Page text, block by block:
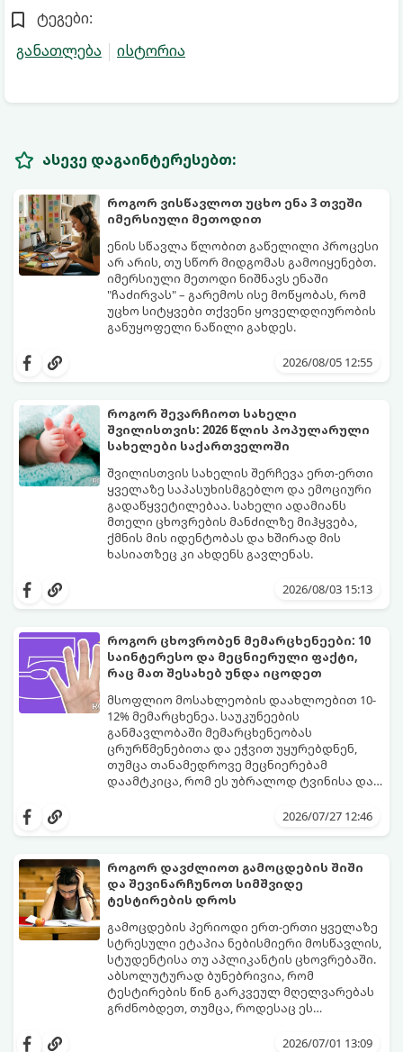
ტეგები:
განათლება
ისტორია
ასევე დაგაინტერესებთ:
როგორ ვისწავლოთ უცხო ენა 3 თვეში
იმერსიული მეთოდით
ენის სწავლა წლობით გაწელილი პროცესი
არ არის, თუ სწორ მიდგომას გამოიყენებთ.
იმერსიული მეთოდი ნიშნავს ენაში
"ჩაძირვას" – გარემოს ისე მოწყობას, რომ
უცხო სიტყვები თქვენი ყოველდღიურობის
განუყოფელი ნაწილი გახდეს.
3 თვეში მნიშვნელოვან პროგრესს
2026/08/05 12:55
როგორ შევარჩიოთ სახელი
შვილისთვის: 2026 წლის პოპულარული
სახელები საქართველოში
შვილისთვის სახელის შერჩევა ერთ-ერთი
ყველაზე საპასუხისმგებლო და ემოციური
გადაწყვეტილებაა. სახელი ადამიანს
მთელი ცხოვრების მანძილზე მიჰყვება,
ქმნის მის იდენტობას და ხშირად მის
ხასიათზეც კი ახდენს გავლენას.
საგრძნობლად შეიცვალა: ტრადიციულ და
ჟღერად და თანამედროვე სახელებს.
2026/08/03 15:13
როგორ ცხოვრობენ მემარცხენეები: 10
საინტერესო და მეცნიერული ფაქტი,
რაც მათ შესახებ უნდა იცოდეთ
მსოფლიო მოსახლეობის დაახლოებით 10-
12% მემარცხენეა. საუკუნეების
განმავლობაში მემარცხენეობას
ცრურწმენებითა და ეჭვით უყურებდნენ,
თუმცა თანამედროვე მეცნიერებამ
დაამტკიცა, რომ ეს უბრალოდ ტვინისა და
ფაქტს იმის შესახებ, თუ როგორ მუშაობს
მათ ყოველდღიურ ცხოვრებაში.
2026/07/27 12:46
როგორ დავძლიოთ გამოცდების შიში
და შევინარჩუნოთ სიმშვიდე
ტესტირების დროს
გამოცდების პერიოდი ერთ-ერთი ყველაზე
სტრესული ეტაპია ნებისმიერი მოსწავლის,
სტუდენტისა თუ აპლიკანტის ცხოვრებაში.
აბსოლუტურად ბუნებრივია, რომ
ტესტირების წინ გარკვეულ მღელვარებას
გრძნობდეთ, თუმცა, როდესაც ეს
გადადის, ის ბლოკავს ტვინის რესურსებს.
მხოლოდ ცოდნის ნაკლებობით არ არის
2026/07/01 13:09